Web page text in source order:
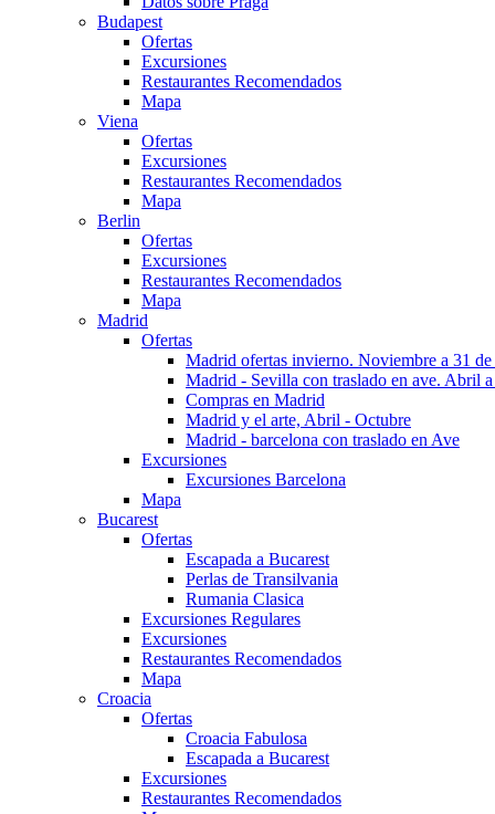
Budapest
Ofertas
Excursiones
Restaurantes Recomendados
Mapa
Viena
Ofertas
Excursiones
Restaurantes Recomendados
Mapa
Berlin
Ofertas
Excursiones
Restaurantes Recomendados
Mapa
Madrid
Ofertas
Madrid ofertas invierno. Noviembre a 31 de
Madrid - Sevilla con traslado en ave. Abril
Compras en Madrid
Madrid y el arte, Abril - Octubre
Madrid - barcelona con traslado en Ave
Excursiones
Excursiones Barcelona
Mapa
Bucarest
Ofertas
Escapada a Bucarest
Perlas de Transilvania
Rumania Clasica
Excursiones Regulares
Excursiones
Restaurantes Recomendados
Mapa
Croacia
Ofertas
Croacia Fabulosa
Escapada a Bucarest
Excursiones
Restaurantes Recomendados